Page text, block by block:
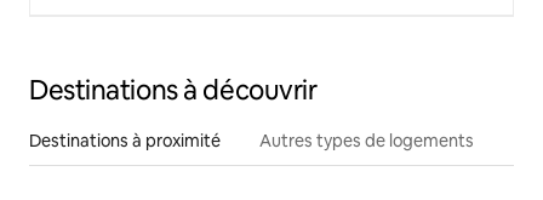
Destinations à découvrir
Destinations à proximité Autres types de logements